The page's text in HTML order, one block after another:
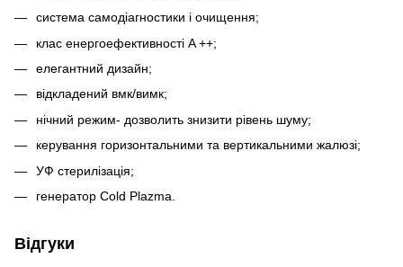
система самодіагностики і очищення;
клас енергоефективності A ++;
елегантний дизайн;
відкладений вмк/вимк;
нічний режим- дозволить знизити рівень шуму;
керування горизонтальними та вертикальними жалюзі;
УФ стерилізація;
генератор Cold Plazma.
Відгуки